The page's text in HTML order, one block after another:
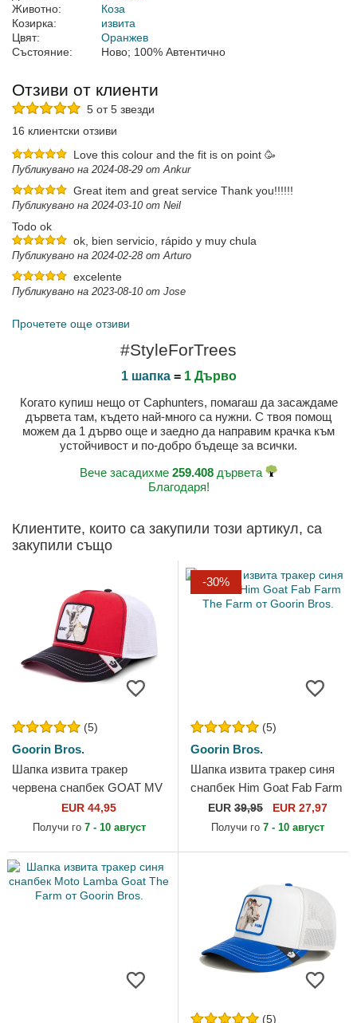
Животно:
Коза
Козирка:
извита
Цвят:
Оранжев
Състояние:
Ново; 100% Автентично
Отзиви от клиенти
5 от 5 звезди
16 клиентски отзиви
Love this colour and the fit is on point 🥳
Публикувано на 2024-08-29 от Ankur
Great item and great service Thank you!!!!!!
Публикувано на 2024-03-10 от Neil
Todo ok
ok, bien servicio, rápido y muy chula
Публикувано на 2024-02-28 от Arturo
excelente
Публикувано на 2023-08-10 от Jose
Прочетете още отзиви
#StyleForTrees
1 шапка= 1 Дърво
Когато купиш нещо от Caphunters, помагаш да засаждаме
дървета там, където най-много са нужни. С твоя помощ
можем да 1 дърво още и заедно да направим крачка към
устойчивост и по-добро бъдеще за всички.
Вече засадихме 259.408 дървета
Благодаря!
Клиентите, които са закупили този артикул, са
закупили също
(5)
Goorin Bros.
Шапка извита тракер
червена снапбек GOAT MV
Butter The Farm MVP The
Farm от Goorin Bros.
EUR 44,95
Получи го 7 - 10 август
-30%
(5)
Goorin Bros.
Шапка извита тракер синя
снапбек Him Goat Fab Farm
The Farm от Goorin Bros.
EUR 39,95 EUR 27,97
Получи го 7 - 10 август
(5)